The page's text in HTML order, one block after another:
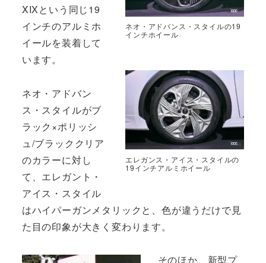
ネオ・アドバンス・スタイルの19
インチホイール
エレガンス・アイス・スタイルの
19インチアルミホイール
XIXという同じ19
インチのアルミホ
イールを装着して
います。
ネオ・アドバン
ス・スタイルがブ
ラック×ポリッシ
ュ/ブラッククリア
のカラーに対し
て、エレガント・
アイス・スタイル
はハイパーガンメタリックと、色が違うだけで見
た目の印象が大きく変わります。
そのほか、新型プ